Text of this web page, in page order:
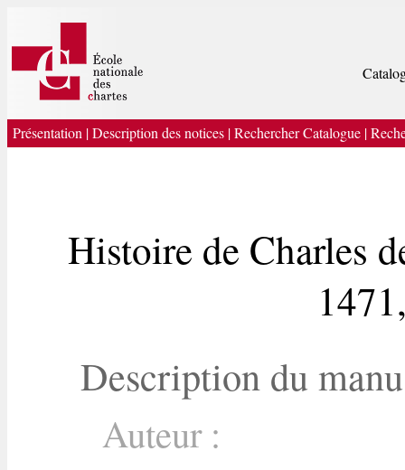
Présentation |Description des notices |Rechercher Catalogue |
Histoire de Charles
Description du
Auteur :